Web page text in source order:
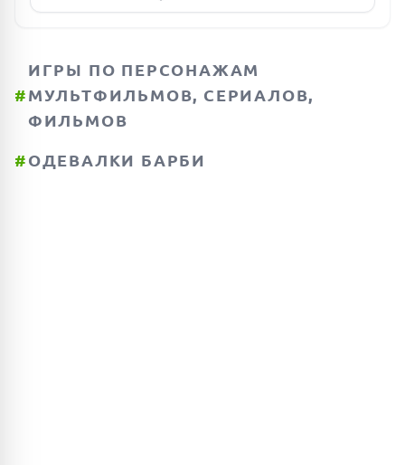
#
ИГРЫ ПО ПЕРСОНАЖАМ
МУЛЬТФИЛЬМОВ, СЕРИАЛОВ,
ФИЛЬМОВ
#ОДЕВАЛКИ БАРБИ